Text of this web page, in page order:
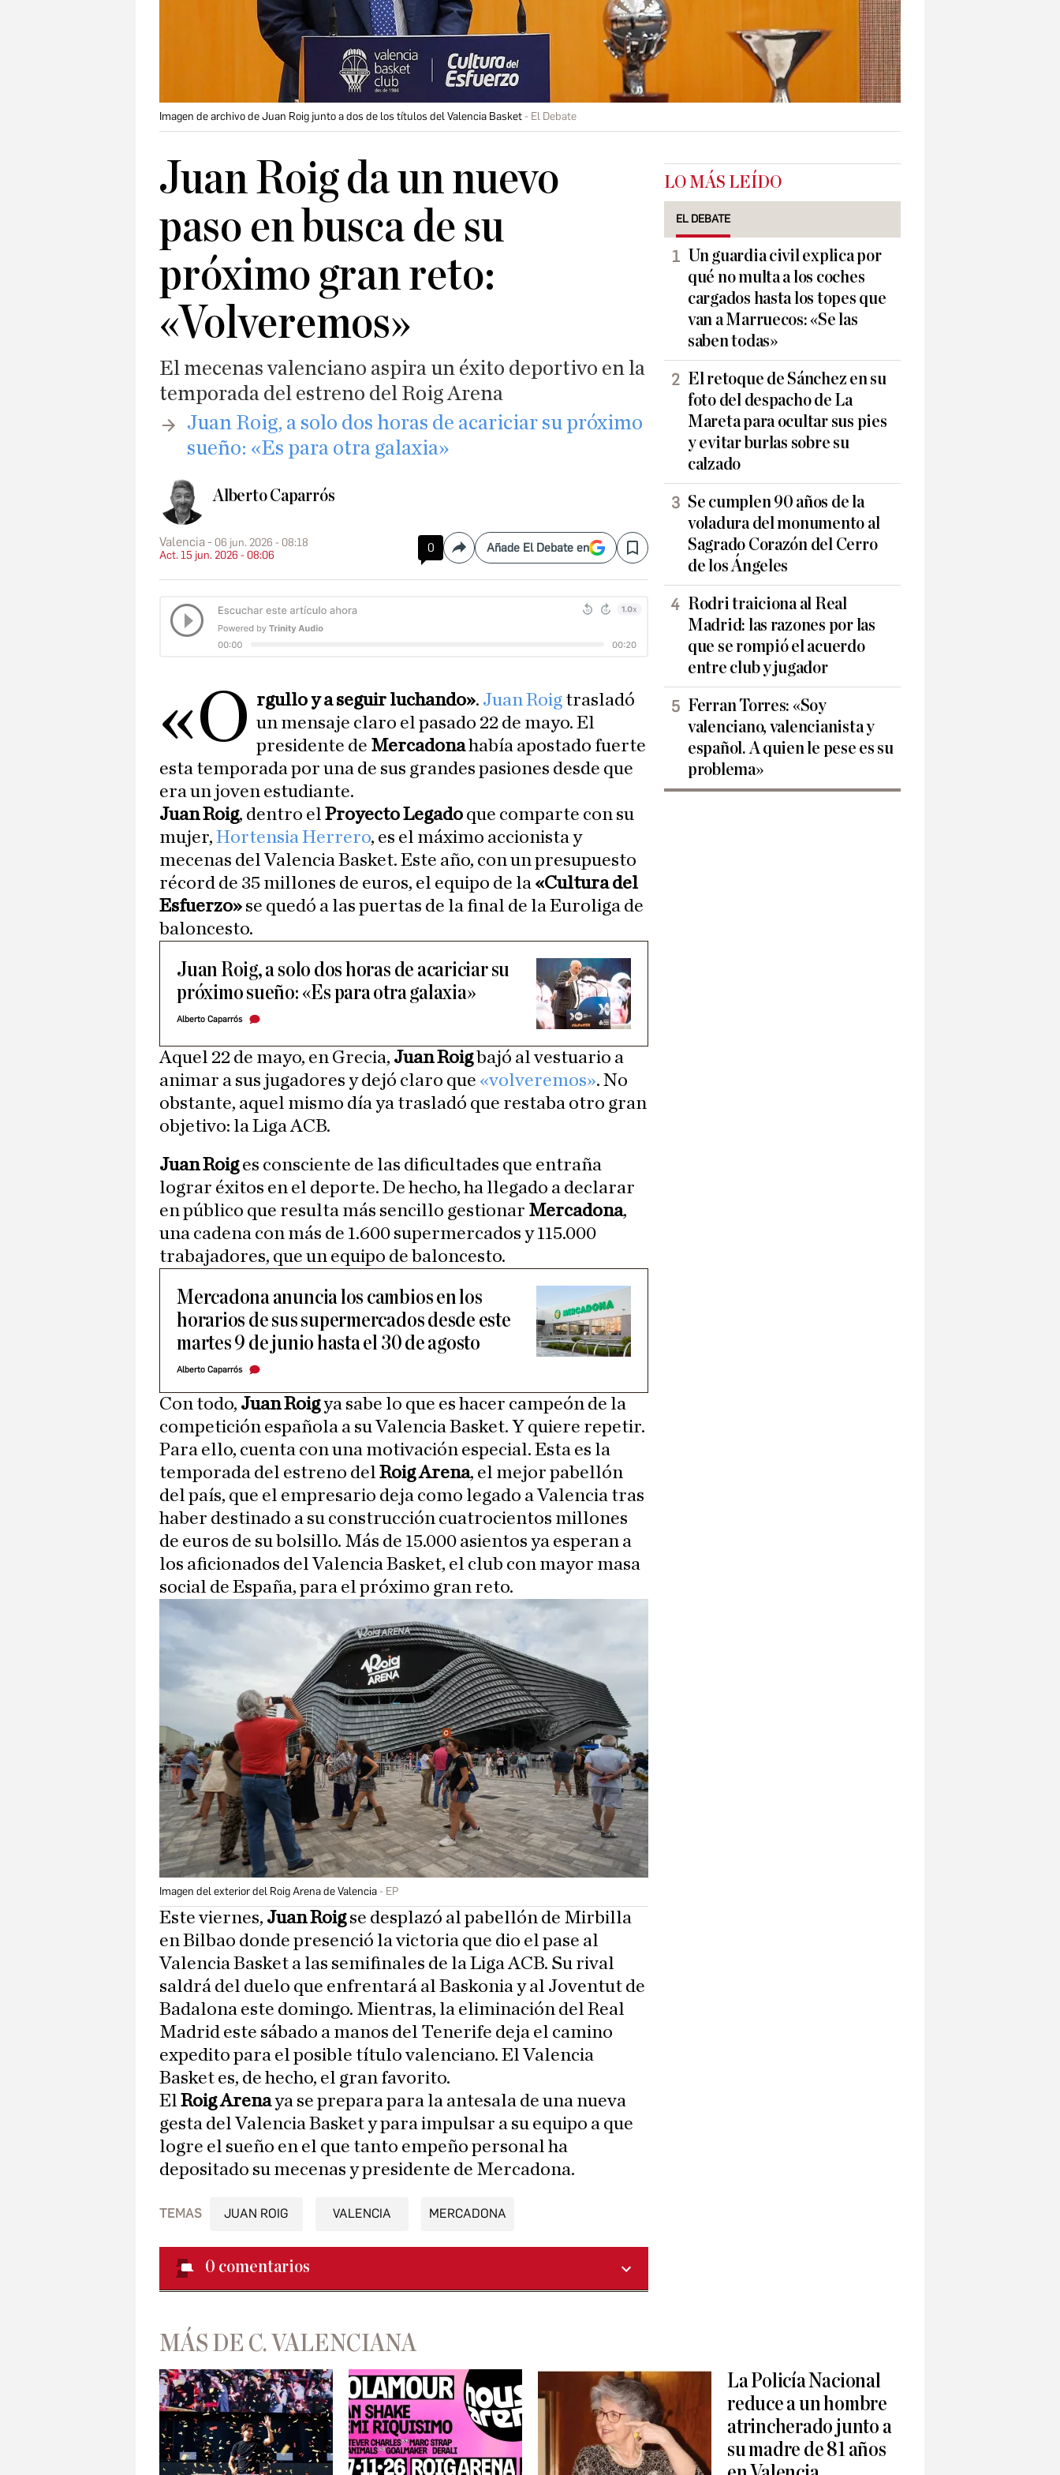
Imagen de archivo de Juan Roig junto a dos de los títulos del Valencia Basket El Debate
Juan Roig da un nuevo
paso en busca de su
próximo gran reto:
«Volveremos»
El mecenas valenciano aspira un éxito deportivo en la
temporada del estreno del Roig Arena
Juan Roig, a solo dos horas de acariciar su próximo
sueño: «Es para otra galaxia»
Alberto Caparrós
Valencia
06 jun. 2026 - 08:18
Act. 15 jun. 2026 - 08:06
0 CompartirAñade El Debate en Save
«O rgullo y a seguir luchando». Juan Roigtrasladó
un mensaje claro el pasado 22 de mayo. El
presidente de Mercadonahabía apostado fuerte
esta temporada por una de sus grandes pasiones desde que
era un joven estudiante.
Juan Roig, dentro el Proyecto Legado que comparte con su
mujer, Hortensia Herrero, es el máximo accionista y
mecenas del Valencia Basket. Este año, con un presupuesto
récord de 35 millones de euros, el equipo de la «Cultura del
Esfuerzo» se quedó a las puertas de la final de la Euroliga de
baloncesto.
Juan Roig, a solo dos horas de acariciar su
próximo sueño: «Es para otra galaxia»
Alberto Caparrós
Aquel 22 de mayo, en Grecia, Juan Roigbajó al vestuario a
animar a sus jugadores y dejó claro que «volveremos». No
obstante, aquel mismo día ya trasladó que restaba otro gran
objetivo: la Liga ACB.
Juan Roiges consciente de las dificultades que entraña
lograr éxitos en el deporte. De hecho, ha llegado a declarar
en público que resulta más sencillo gestionar Mercadona,
una cadena con más de 1.600 supermercados y 115.000
trabajadores, que un equipo de baloncesto.
Mercadona anuncia los cambios en los
horarios de sus supermercados desde este
martes 9 de junio hasta el 30 de agosto
Alberto Caparrós
Con todo, Juan Roigya sabe lo que es hacer campeón de la
competición española a su Valencia Basket. Y quiere repetir.
Para ello, cuenta con una motivación especial. Esta es la
temporada del estreno del Roig Arena, el mejor pabellón
del país, que el empresario deja como legado a Valencia tras
haber destinado a su construcción cuatrocientos millones
de euros de su bolsillo. Más de 15.000 asientos ya esperan a
los aficionados del Valencia Basket, el club con mayor masa
social de España, para el próximo gran reto.
Imagen del exterior del Roig Arena de Valencia EP
Este viernes, Juan Roigse desplazó al pabellón de Mirbilla
en Bilbao donde presenció la victoria que dio el pase al
Valencia Basket a las semifinales de la Liga ACB. Su rival
saldrá del duelo que enfrentará al Baskonia y al Joventut de
Badalona este domingo. Mientras, la eliminación del Real
Madrid este sábado a manos del Tenerife deja el camino
expedito para el posible título valenciano. El Valencia
Basket es, de hecho, el gran favorito.
El Roig Arenaya se prepara para la antesala de una nueva
gesta del Valencia Basket y para impulsar a su equipo a que
logre el sueño en el que tanto empeño personal ha
depositado su mecenas y presidente de Mercadona.
TEMAS JUAN ROIG VALENCIA MERCADONA
0 comentarios
LO MÁS LEÍDO
EL DEBATE
Un guardia civil explica por
qué no multa a los coches
cargados hasta los topes que
van a Marruecos: «Se las
saben todas»
El retoque de Sánchez en su
foto del despacho de La
Mareta para ocultar sus pies
y evitar burlas sobre su
calzado
Se cumplen 90 años de la
voladura del monumento al
Sagrado Corazón del Cerro
de los Ángeles
Rodri traiciona al Real
Madrid: las razones por las
que se rompió el acuerdo
entre club y jugador
Ferran Torres: «Soy
valenciano, valencianista y
español. A quien le pese es su
problema»
MÁS DE C. VALENCIANA
La Policía Nacional
reduce a un hombre
atrincherado junto a
su madre de 81 años